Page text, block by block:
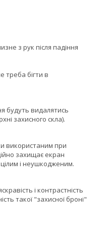
з рук після падіння
треба бігти в
будуть видалятись
захисного скла).
використаним при
захищає екран
і неушкодженим.
і контрастність
такої "захисної броні"